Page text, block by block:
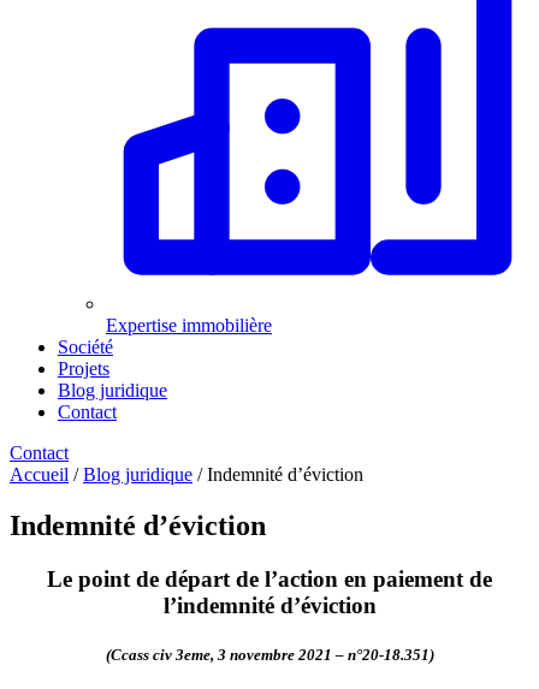
Expertise immobilière
Société
Projets
Blog juridique
Contact
Contact
Accueil / Blog juridique / Indemnité d’éviction
Indemnité d’éviction
Le point de départ de l’action en paiement de
l’indemnité d’éviction
(Ccass civ 3eme, 3 novembre 2021 – n°20-18.351)